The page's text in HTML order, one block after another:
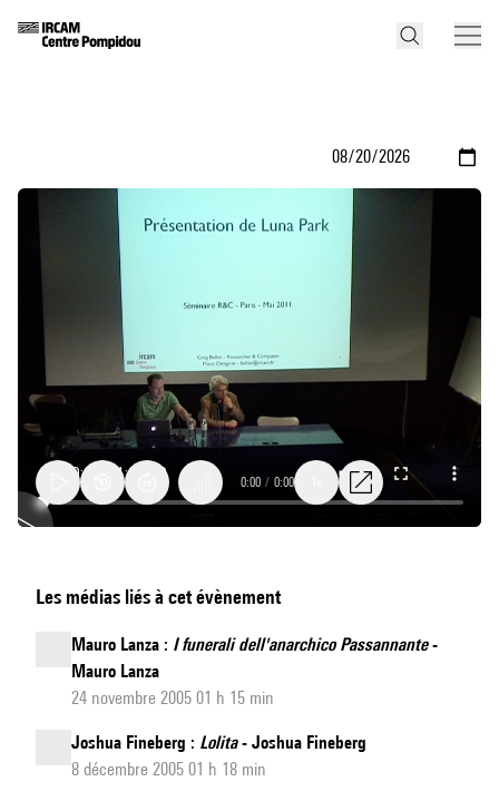
Park
0:00 / 0:00
Les médias liés à cet évènement
Mauro Lanza : I funerali dell'anarchico Passannante-
Mauro Lanza
24 novembre 2005 01 h 15 min
Joshua Fineberg : Lolita- Joshua Fineberg
8 décembre 2005 01 h 18 min